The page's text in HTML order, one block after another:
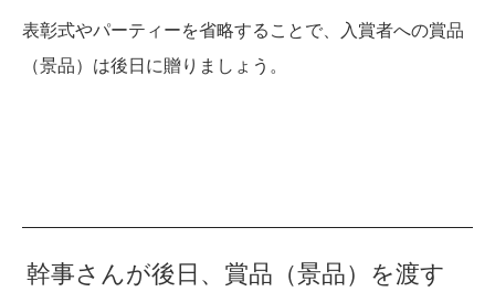
表彰式やパーティーを省略することで、入賞者への賞品
（景品）は後日に贈りましょう。
幹事さんが後日、賞品（景品）を渡す